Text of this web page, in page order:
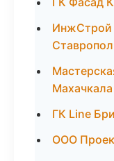
ИнжСтрой
Махачкала
ГК Line
ООО